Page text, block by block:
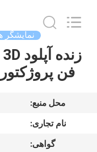
خانه
محصولات
دربارهی
Junction
Interactive
Rights
Reserved.
نمایشگر
فن
محل منبع:
نام تجاری:
گواهی: